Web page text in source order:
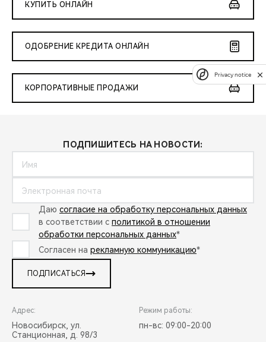
КУПИТЬ ОНЛАЙН
ОДОБРЕНИЕ КРЕДИТА ОНЛАЙН
КОРПОРАТИВНЫЕ ПРОДАЖИ
ПОДПИШИТЕСЬ НА НОВОСТИ:
Даю согласие на обработку персональных данных
в соответствии с политикой в отношении
обработки персональных данных*
Согласен на рекламную коммуникацию*
ПОДПИСАТЬСЯ
Адрес:
Новосибирск, ул.
Станционная, д. 98/3
Режим работы:
пн-вс: 09:00-20:00
Privacy notice